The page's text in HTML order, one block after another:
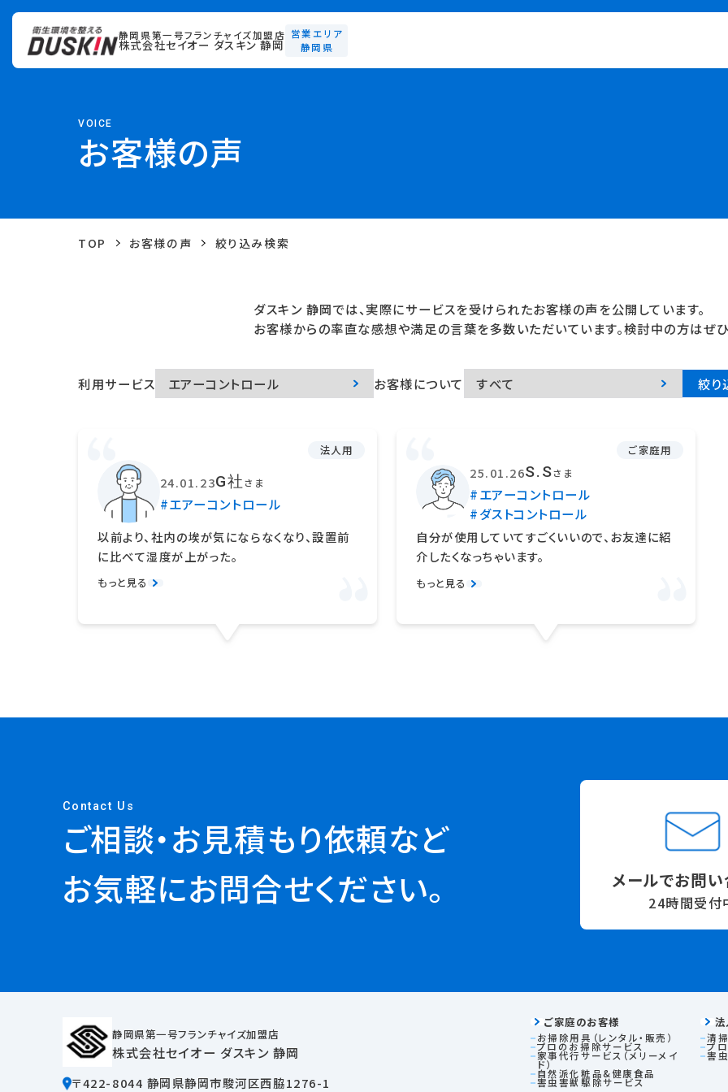
静岡県第一号フランチャイズ加盟店
株式会社セイオー ダスキン 静岡
営業エリア
静岡県
VOICE
お客様の声
TOP お客様の声 絞り込み検索
ダスキン 静岡では、実際にサービスを受けられたお客様の声を公開しています。
お客様からの率直な感想や満足の言葉を多数いただいています。検討中の方はぜひ
利用サービス お客様について 絞り
法人用
24.01.23G社さま
#エアーコントロール
以前より、社内の埃が気にならなくなり、設置前
に比べて湿度が上がった。
もっと見る
ご家庭用
25.01.26S.Sさま
#エアーコントロール
#ダストコントロール
自分が使用していてすごくいいので、お友達に紹
介したくなっちゃいます。
もっと見る
Contact Us
ご相談・お見積もり依頼など
お気軽にお問合せください。
メールでお問
24時間受付
静岡県第一号フランチャイズ加盟店
株式会社セイオー ダスキン 静岡
〒422-8044 静岡県静岡市駿河区西脇1276-1
ご家庭のお客様
お掃除用具（レンタル・販売）
プロのお掃除サービス
家事代行サービス（メリーメイ
ド）
自然派化粧品&健康食品
害虫害獣駆除サービス
清
プ
害